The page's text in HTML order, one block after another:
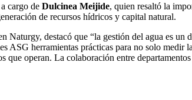
cargo de Dulcinea Meijide, quien resaltó la
de recursos hídricos y capital natural.
Naturgy, destacó que “la gestión del agua es un
ASG herramientas prácticas para no solo medir
operan. La colaboración entre